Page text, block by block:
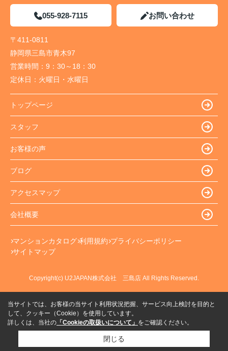
055-928-7115 お問い合わせ
〒411-0811
静岡県三島市青木97
営業時間： 9：30～18：30
定休日： 火曜日・水曜日
トップページ
スタッフ
お客様の声
ブログ
アクセスマップ
会社概要
マンションカタログ 利用規約 プライバシーポリシー
サイトマップ
Copyright(c) U2JAPAN株式会社 三島店 All Rights Reserved.
当サイトでは、お客様の当サイト利用状況把握、サービス向上検討を目的と
して、クッキー（Cookie）を使用しています。
詳しくは、当社の 「Cookieの取扱いについて」 をご確認ください。
閉じる